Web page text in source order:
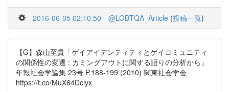
2016-06-05 02:10:50 @LGBTQA_Article (投稿一覧)
【G】森山至貴「ゲイアイデンティティとゲイコミュニティ
の関係性の変遷 : カミングアウトに関する語りの分析から」
年報社会学論集 23号 P.188-199 (2010) 関東社会学会
https://t.co/MuX64Dclyx